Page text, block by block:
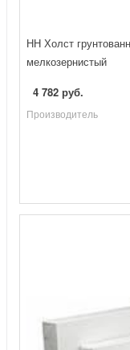
НН Холст
мелкозернистый
4 782 руб.
Производитель